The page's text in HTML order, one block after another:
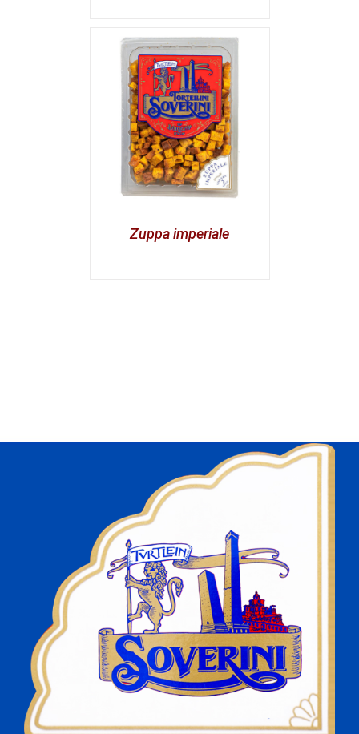
Zuppa imperiale